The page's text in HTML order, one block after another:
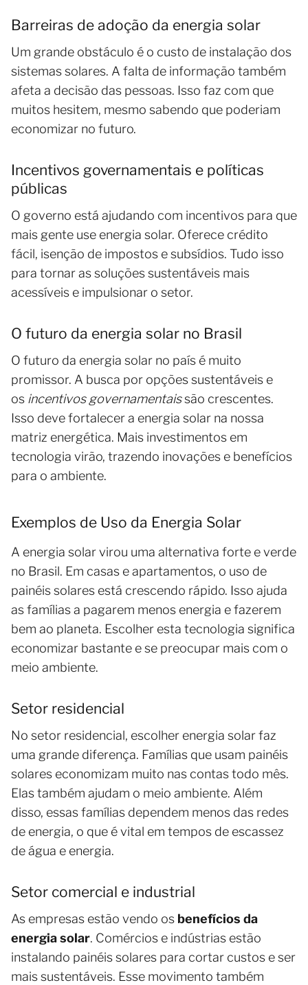
Barreiras de adoção da energia solar
Um grande obstáculo é o custo de instalação dos
sistemas solares. A falta de informação também
afeta a decisão das pessoas. Isso faz com que
muitos hesitem, mesmo sabendo que poderiam
economizar no futuro.
Incentivos governamentais e políticas
públicas
O governo está ajudando com incentivos para que
mais gente use energia solar. Oferece crédito
fácil, isenção de impostos e subsídios. Tudo isso
para tornar as soluções sustentáveis mais
acessíveis e impulsionar o setor.
O futuro da energia solar no Brasil
O futuro da energia solar no país é muito
promissor. A busca por opções sustentáveis e
os incentivos governamentaissão crescentes.
Isso deve fortalecer a energia solar na nossa
matriz energética. Mais investimentos em
tecnologia virão, trazendo inovações e benefícios
para o ambiente.
Exemplos de Uso da Energia Solar
A energia solar virou uma alternativa forte e verde
no Brasil. Em casas e apartamentos, o uso de
painéis solares está crescendo rápido. Isso ajuda
as famílias a pagarem menos energia e fazerem
bem ao planeta. Escolher esta tecnologia significa
economizar bastante e se preocupar mais com o
meio ambiente.
Setor residencial
No setor residencial, escolher energia solar faz
uma grande diferença. Famílias que usam painéis
solares economizam muito nas contas todo mês.
Elas também ajudam o meio ambiente. Além
disso, essas famílias dependem menos das redes
de energia, o que é vital em tempos de escassez
de água e energia.
Setor comercial e industrial
As empresas estão vendo os benefícios da
energia solar. Comércios e indústrias estão
instalando painéis solares para cortar custos e ser
mais sustentáveis. Esse movimento também